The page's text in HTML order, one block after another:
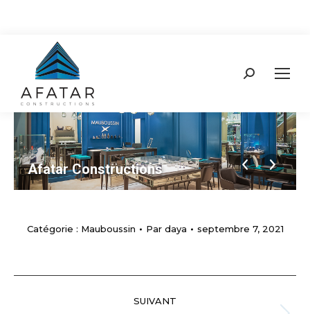
Recherche
Afatar Constructions
Catégorie : Mauboussin Par daya septembre 7, 2021
SUIVANT